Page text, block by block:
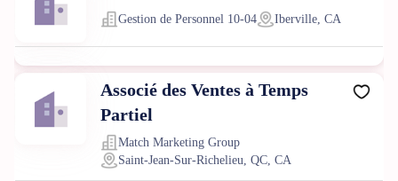
Gestion de Personnel 10-04 Iberville, CA
Associé des Ventes à Temps
Partiel
Match Marketing Group
Saint-Jean-Sur-Richelieu, QC, CA